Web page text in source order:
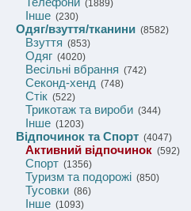
(1889)
Інше (230)
Одяг/взуття/тканини (8582)
Взуття (853)
Одяг (4020)
Весільні вбрання (742)
Секонд-хенд (748)
Стік (522)
Трикотаж та вироби (344)
Інше (1203)
Відпочинок та Спорт (4047)
Активний відпочинок (592)
Спорт (1356)
Туризм та подорожі (850)
Тусовки (86)
Інше (1093)